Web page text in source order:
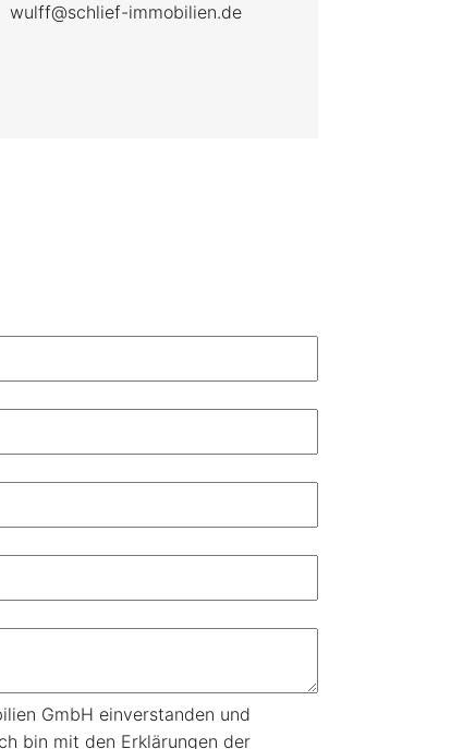
wulff@schlief-immobilien.de
GmbH einverstanden und
bin mit den Erklärungen der